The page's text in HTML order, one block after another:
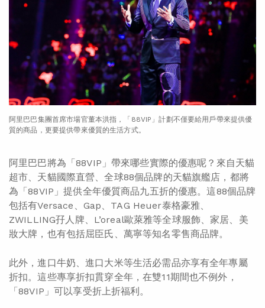
阿里巴巴集團首席市場官董本洪指，「88VIP」計劃不僅要給用戶帶來提供優
質的商品，更要提供帶來優質的生活方式。
阿里巴巴將為「88VIP」帶來哪些實際的優惠呢？來自天貓
超市、天貓國際直營、全球88個品牌的天貓旗艦店，都將
為「88VIP」提供全年優質商品九五折的優惠。這88個品牌
包括有Versace、Gap、TAG Heuer泰格豪雅、
ZWILLING孖人牌、L’oreal歐萊雅等全球服飾、家居、美
妝大牌，也有包括屈臣氏、萬寧等知名零售商品牌。
此外，進口牛奶、進口大米等生活必需品亦享有全年專屬
折扣。這些專享折扣貫穿全年，在雙11期間也不例外，
「88VIP」可以享受折上折福利。